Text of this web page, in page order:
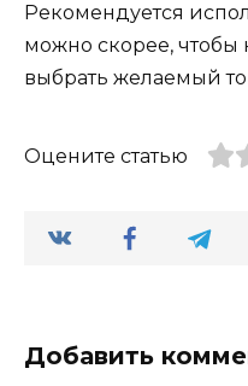
Рекомендуется
можно скорее, чтобы
выбрать желаемый
Оцените статью
Добавить